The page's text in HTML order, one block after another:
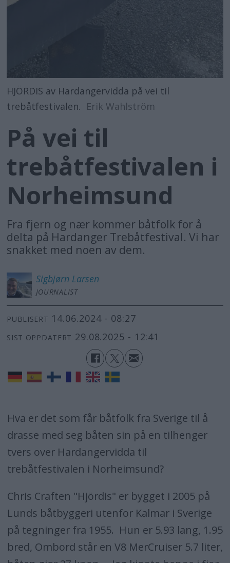
HJÖRDIS av Hardangervidda på vei til
trebåtfestivalen.
Erik Wahlström
På vei til
trebåtfestivalen i
Norheimsund
Fra fjern og nær kommer båtfolk for å
delta på Hardanger Trebåtfestival. Vi har
snakket med noen av dem.
Sigbjørn Larsen
JOURNALIST
PUBLISERT 14.06.2024 - 08:27
SIST OPPDATERT 29.08.2025 - 12:41
Hva er det som får båtfolk fra Sverige til å
drasse med seg båten sin på en tilhenger
tvers over Hardangervidda til
trebåtfestivalen i Norheimsund?
Chris Craften "Hjördis" er bygget i 2005 på
Lunds båtbyggeri utenfor Kalmar i Sverige
på tegninger fra 1955. Hun er 5.93 lang, 1.95
bred, Ombord står en V8 MerCruiser 5.7 liter,